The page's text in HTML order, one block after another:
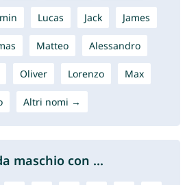
Lucas Jack James
Matteo Alessandro
Oliver Lorenzo Max
Altri nomi →
maschio con ...